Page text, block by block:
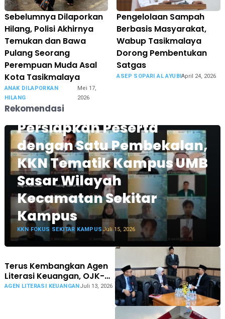
Sebelumnya Dilaporkan
Hilang, Polisi Akhirnya
Temukan dan Bawa
Pulang Seorang
Perempuan Muda Asal
Kota Tasikmalaya
ANAK DILAPORKAN
HILANG
Mei 17,
2026
Pengelolaan Sampah
Berbasis Masyarakat,
Wabup Tasikmalaya
Dorong Pembentukan
Satgas
ASEP SOPARI AL AYUBIApril 24, 2026
Rekomendasi
Persiapkan Peserta
dengan Satu Pembekalan,
KKN Tematik Kampus UMB
Sasar Wilayah
Kecamatan Sekitar
Kampus
KKN FOKUS SEKITAR KAMPUS Juli 15, 2026
Terus Kembangkan Agen
Literasi Keuangan, OJK-
Pemkot Tasikmalaya
AGEN LITERASI KEUANGAN Juli 13, 2026